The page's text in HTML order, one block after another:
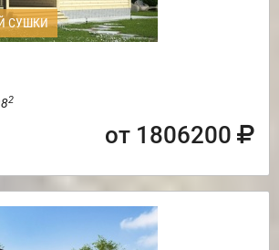
СУШКИ
2
от 1806200